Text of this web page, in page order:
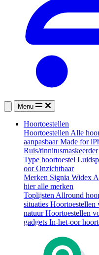
Menu
Hoortoestellen
HoortoestellenAlle
aanpasbaarMade for
Ruis/tinnitusmaskeerder
Type hoortoestel
oorOnzichtbaar
Merken Signia Widex
hier alle merken
ToplijstenAllround
situaties Hoortoestellen
natuurHoortoestellen
gadgets In-het-oor